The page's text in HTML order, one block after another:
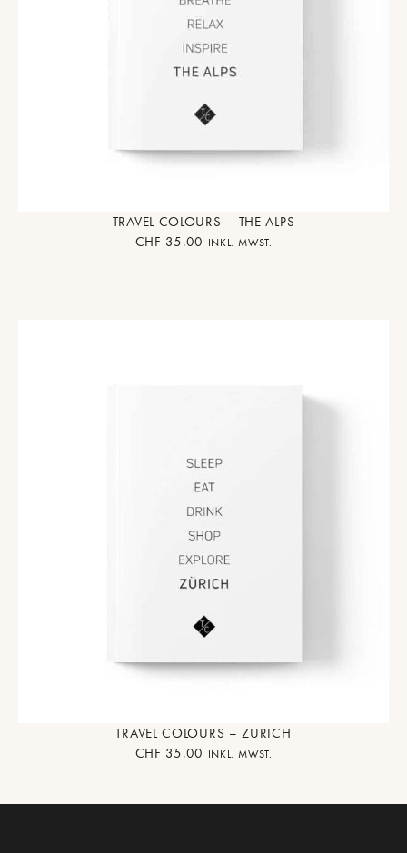
TRAVEL COLOURS – THE ALPS
CHF 35.00 INKL. MWST.
TRAVEL COLOURS – ZURICH
CHF 35.00 INKL. MWST.